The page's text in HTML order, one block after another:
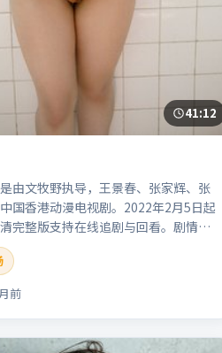
41:12
是由文牧野执导，王景春、张家辉、张
国香港动漫电视剧。2022年2月5日起
完整版支持在线追剧与回看。剧情与
，想象力丰富，剧情适合青少年与动
适合检索「西窗篇章」「文牧野」
香港」「2022」「2022-02-05上
影迷阅读简介与主创信息。
前